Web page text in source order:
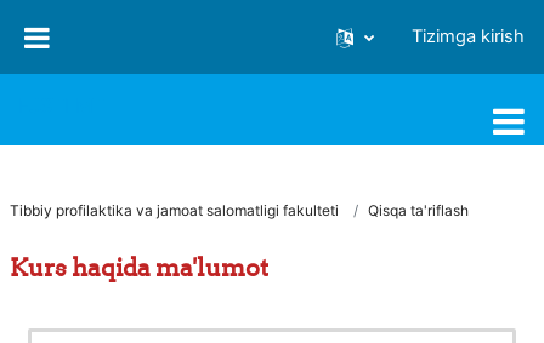
Tizimga kirish
Tibbiy profilaktika va jamoat salomatligi fakulteti Qisqa ta'riflash
Kurs haqida ma'lumot